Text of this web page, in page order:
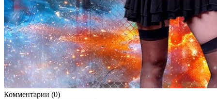
Комментарии (0)